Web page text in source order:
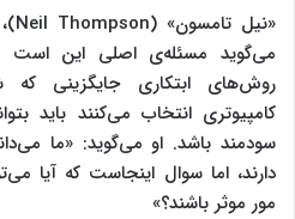
می‌گوید مسئله‌ی اصلی این است
روش‌های ابتکاری جایگزینی که
کامپیوتری انتخاب می‌کنند باید
سودمند باشد. او می‌گوید: «ما
دارند، اما سوال اینجاست که آیا
مور موثر باشند؟»